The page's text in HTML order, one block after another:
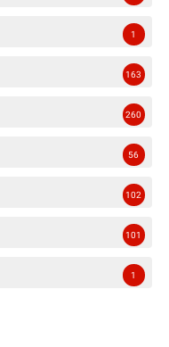
1
163
260
56
102
101
1